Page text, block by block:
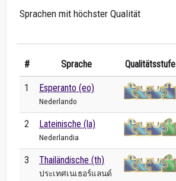
Sprachen mit höchster Qualität
# Sprache Qualitätsstufe
1 Esperanto (eo)
Nederlando
2 Lateinische (la)
Nederlandia
3 Thailändische (th)
ประเทศเนเธอร์แลนด์